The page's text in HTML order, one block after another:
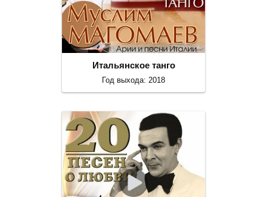
Итальянское танго
Год выхода: 2018